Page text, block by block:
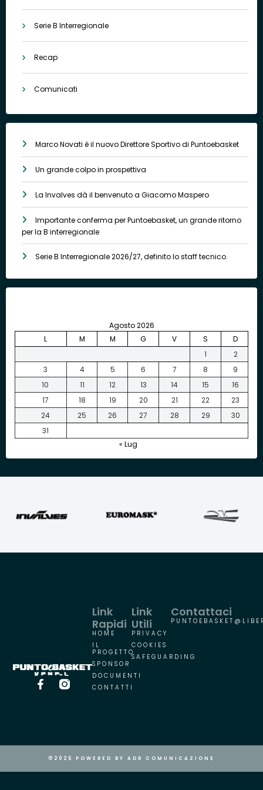
Serie B Interregionale
Recap
Comunicati
Marco Novati è il nuovo Direttore Sportivo di Puntoebasket
Un grande colpo in prospettiva
La Invalves dà il benvenuto a Giacomo Maspero
Importante conferma per Puntoebasket, un grande ritorno
per la B interregionale
Serie B Interregionale 2026/27, definito lo staff tecnico.
Agosto 2026
L
M M G V S
D
1
2
3
4 5 6 7 8
9
10
11 12 13 14 15
16
17
18 19 20 21 22
23
24
25 26 27 28 29
30
31
« Lug
Link
Utili
PRIVACY
COOKIES
SAFEGUARDING
Link
Rapidi
HOME
IL
PROGETTO
SPONSOR
DOCUMENTI
CONTATTI
Contattaci
©2026 POWERED BY ADR COMUNICAZIONE